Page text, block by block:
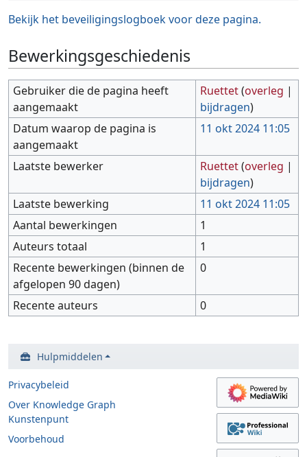
Bekijk het beveiligingslogboek voor deze pagina.
Bewerkingsgeschiedenis
Gebruiker die de pagina heeft
aangemaakt
Ruettet(overleg |
bijdragen)
Datum waarop de pagina is
aangemaakt
11 okt 2024 11:05
Laatste bewerker Ruettet(overleg |
bijdragen)
Laatste bewerking
11 okt 2024 11:05
Aantal bewerkingen
1
Auteurs totaal
1
Recente bewerkingen (binnen de
afgelopen 90 dagen)
0
Recente auteurs 0
Hulpmiddelen
Privacybeleid
Over Knowledge Graph
Kunstenpunt
Voorbehoud